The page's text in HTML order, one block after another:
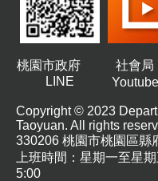
政
府
資
訊
社
福
桃園市政府
LINE
社會
Copyright © 2023
Taoyuan. All rights
330206 桃園市桃園區縣
上班時間：星期一至星
5:00